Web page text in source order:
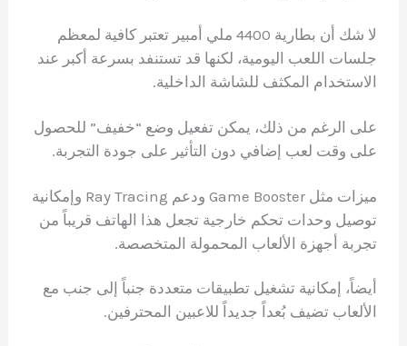
لا شك أن بطارية 4400 ملي أمبير تعتبر كافية لمعظم
جلسات اللعب اليومية، لكنها قد تستنفد بسرعة أكبر عند
الاستخدام المكثف للشاشة الداخلية.
على الرغم من ذلك، يمكن تفعيل وضع “خفيف” للحصول
على وقت لعب إضافي دون التأثير على جودة التجربة.
ميزات مثل Game Booster ودعم Ray Tracing وإمكانية
توصيل وحدات تحكم خارجية تجعل هذا الهاتف قريباً من
تجربة أجهزة الألعاب المحمولة المتخصصة.
أيضاً، إمكانية تشغيل تطبيقات متعددة جنباً إلى جنب مع
الألعاب تضيف بُعداً جديداً للاعبين المحترفين.